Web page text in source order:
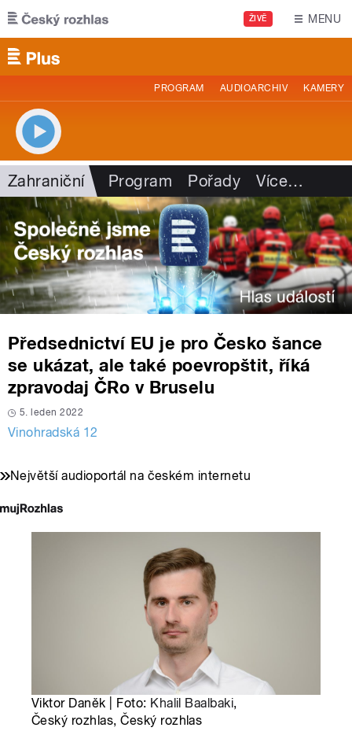
Přejít k hlavnímu obsahu
ŽIVĚ MENU
PROGRAM AUDIOARCHIV KAMERY
Zahraniční Program Pořady Více…
Předsednictví EU je pro Česko šance
se ukázat, ale také poevropštit, říká
zpravodaj ČRo v Bruselu
5. leden 2022
Vinohradská 12
Největší audioportál na českém internetu
Viktor Daněk | Foto: Khalil Baalbaki,
Český rozhlas, Český rozhlas